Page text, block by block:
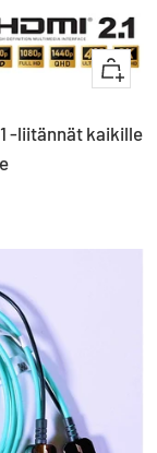
+
-liitännät kaikille